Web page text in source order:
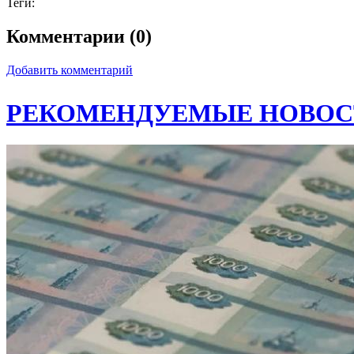
Комментарии (0)
Добавить комментарий
РЕКОМЕНДУЕМЫЕ